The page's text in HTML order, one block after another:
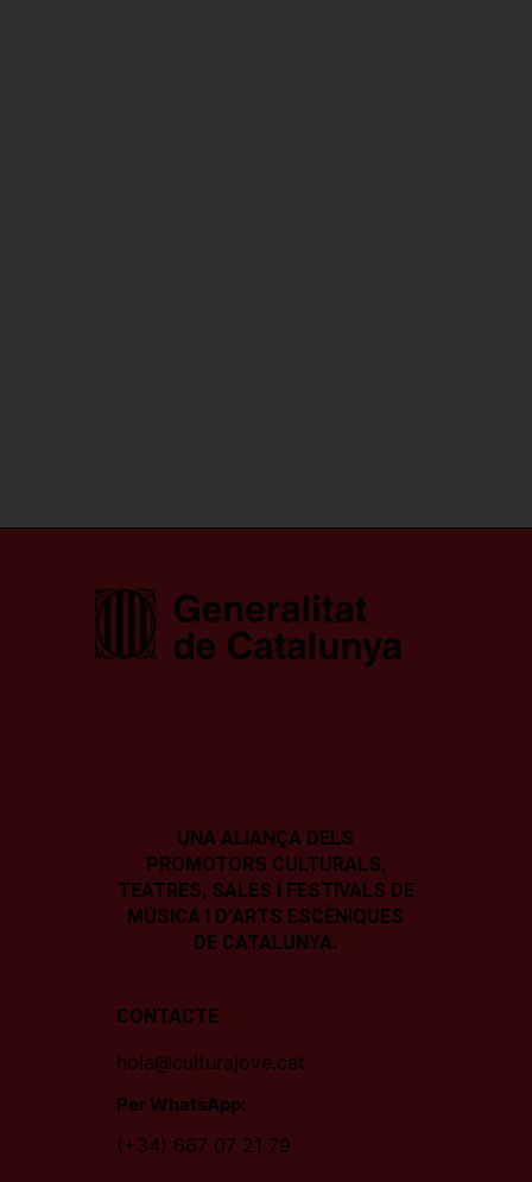
UNA ALIANÇA DELS
PROMOTORS CULTURALS,
TEATRES, SALES I FESTIVALS DE
MÚSICA I D’ARTS ESCÈNIQUES
DE CATALUNYA.
CONTACTE
hola@culturajove.cat
Per WhatsApp:
(+34) 667 07 21 79